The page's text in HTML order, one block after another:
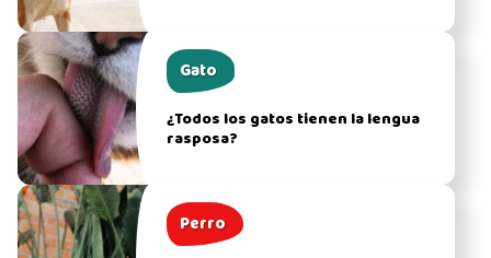
Gato
¿Todos los gatos tienen la lengua
rasposa?
Perro